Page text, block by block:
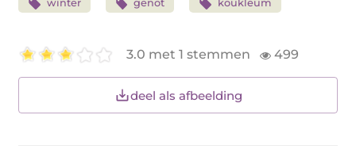
winter genot koukleum
3.0 met 1 stemmen 499
deel als afbeelding